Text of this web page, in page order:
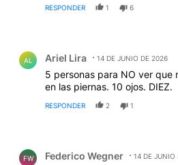
RESPONDER 1 6
AL Ariel Lira 14 DE JUNIO DE 2026
5 personas para NO ver que
en las piernas. 10 ojos. DIEZ.
RESPONDER 2 1
FW Federico Wegner 14 DE JUNIO